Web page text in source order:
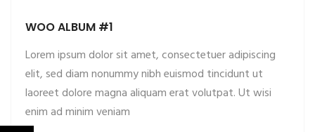
WOO ALBUM #1
Lorem ipsum dolor sit amet, consectetuer adipiscing
elit, sed diam nonummy nibh euismod tincidunt ut
laoreet dolore magna aliquam erat volutpat. Ut wisi
enim ad minim veniam
ADD TO CART